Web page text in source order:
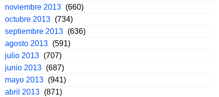
noviembre 2013 (660)
octubre 2013 (734)
septiembre 2013 (636)
agosto 2013 (591)
julio 2013 (707)
junio 2013 (687)
mayo 2013 (941)
abril 2013 (871)